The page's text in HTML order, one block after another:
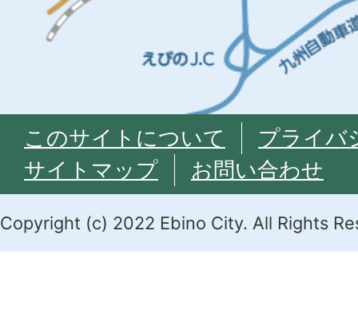
このサイトについて
プライバ
サイトマップ
お問い合わせ
Copyright (c) 2022 Ebino City. All Rights